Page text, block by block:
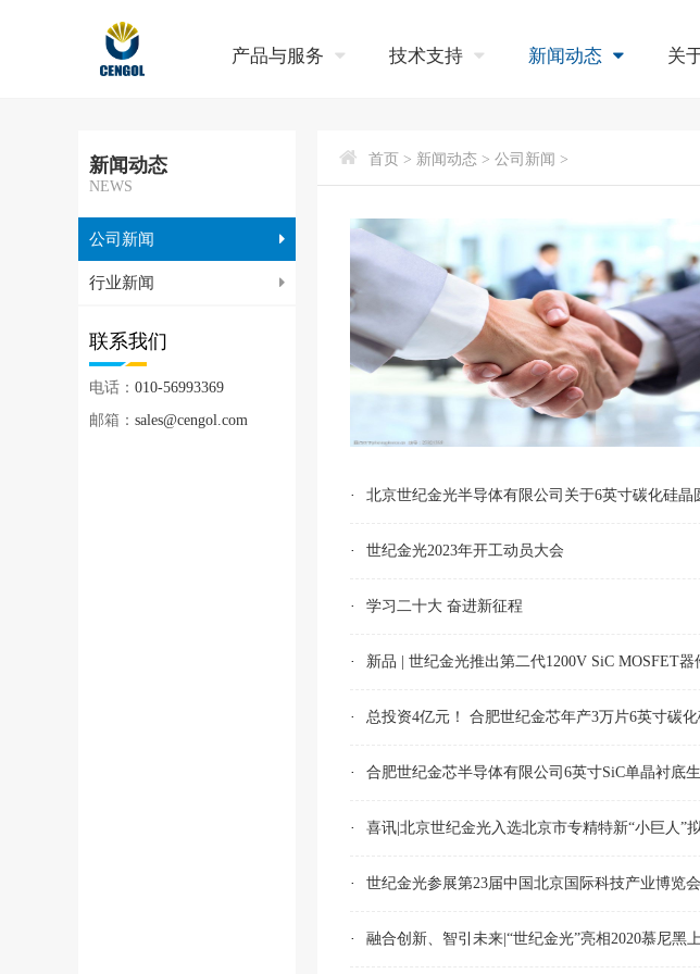
产品与服务 技术支持 新闻动态 关
新闻动态
NEWS
公司新闻
行业新闻
联系我们
电话： 010-56993369
邮箱： sales@cengol.com
首页 > 新闻动态 > 公司新闻 >
· 北京世纪金光半导体有限公司关于6英寸碳化硅晶
· 世纪金光2023年开工动员大会
· 学习二十大 奋进新征程
· 新品 | 世纪金光推出第二代1200V SiC MOSFET器
· 总投资4亿元！ 合肥世纪金芯年产3万片6英寸碳
· 合肥世纪金芯半导体有限公司6英寸SiC单晶衬底
· 喜讯|北京世纪金光入选北京市专精特新“小巨人”
· 世纪金光参展第23届中国北京国际科技产业博览会
· 融合创新、智引未来|“世纪金光”亮相2020慕尼黑